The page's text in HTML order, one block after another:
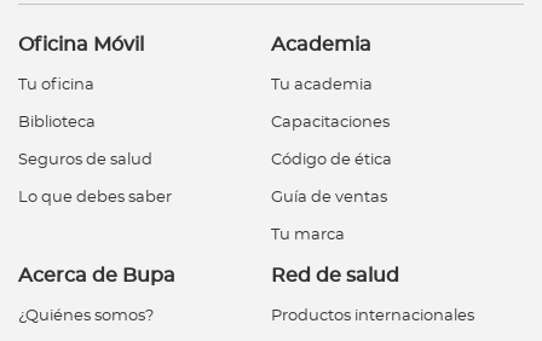
Oficina Móvil
Tu oficina
Biblioteca
Seguros de salud
Lo que debes saber
Academia
Tu academia
Capacitaciones
Código de ética
Guía de ventas
Tu marca
Acerca de Bupa
¿Quiénes somos?
Red de salud
Productos internacionales